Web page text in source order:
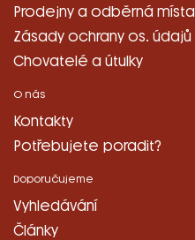
Prodejny a odběrná místa
Zásady ochrany os. údajů
Chovatelé a útulky
O nás
Kontakty
Potřebujete poradit?
Doporučujeme
Vyhledávání
Články